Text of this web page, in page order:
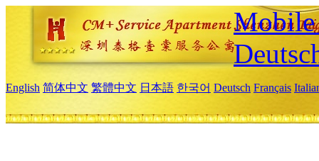
Mobile
English 简体中文 繁體中文 日本語 한국어 Deutsch Français